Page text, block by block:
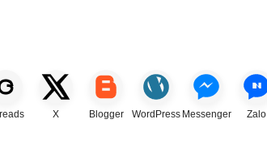
X Blogger WordPress Messenger Zalo